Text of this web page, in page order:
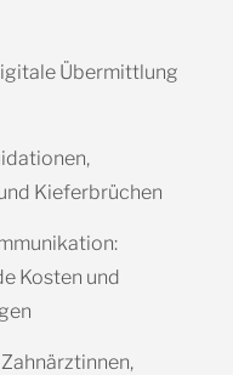
Übermittlung
Kieferbrüchen
Kosten und